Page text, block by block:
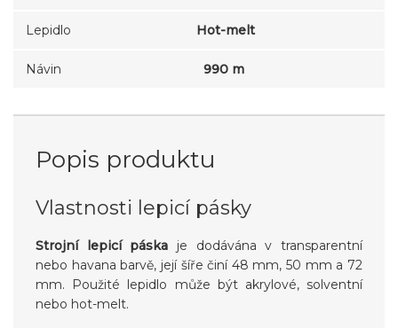
Lepidlo Hot-melt
Návin 990 m
Popis produktu
Vlastnosti lepicí pásky
Strojní lepicí páska je dodávána v transparentní
nebo havana barvě, její šíře činí 48 mm, 50 mm a 72
mm. Použité lepidlo může být akrylové, solventní
nebo hot-melt.